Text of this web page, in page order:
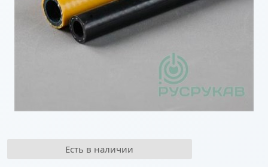
Есть в наличии